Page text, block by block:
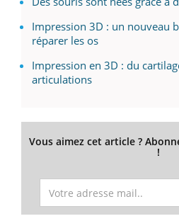
Impression 3D : un nouveau
réparer les os
Impression en 3D : du
articulations
Vous aimez cet article ?
!